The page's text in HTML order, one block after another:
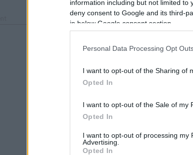
information including but not limited to
deny consent to Google and its third-
in below Google consent section.
Personal Data Processing Opt
I want to opt-out of the Sharing of
Opted In
I want to opt-out of the Sale of my
Opted In
I want to opt-out of processing my
Advertising.
Opted In